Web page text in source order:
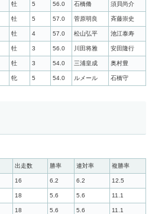
牡 5 56.0 石橋脩 須貝尚介
牡 5 57.0 菅原明良 斉藤崇史
牡 4 57.0 松山弘平 池江泰寿
牡 3 56.0 川田将雅 安田隆行
牡 3 54.0 三浦皇成 奥村豊
牝 5 54.0 ルメール 石橋守
出走数 勝率 連対率 複勝率
16 6.2 6.2 12.5
18 5.6 5.6 11.1
18 5.6 5.6 11.1